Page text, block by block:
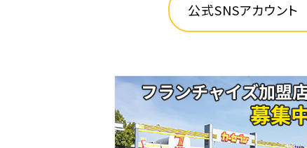
公式SNSアカウント